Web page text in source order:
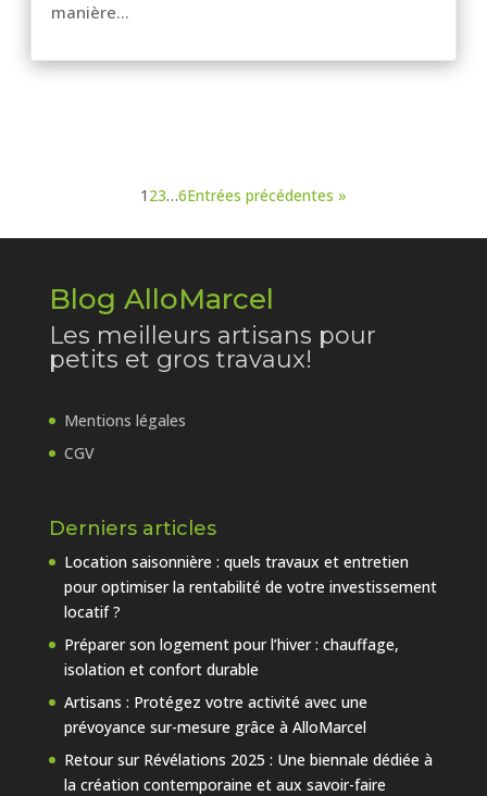
manière...
1 23…6Entrées précédentes »
Blog AlloMarcel
Les meilleurs artisans pour
petits et gros travaux!
Mentions légales
CGV
Derniers articles
Location saisonnière : quels travaux et entretien
pour optimiser la rentabilité de votre investissement
locatif ?
Préparer son logement pour l’hiver : chauffage,
isolation et confort durable
Artisans : Protégez votre activité avec une
prévoyance sur-mesure grâce à AlloMarcel
Retour sur Révélations 2025 : Une biennale dédiée à
la création contemporaine et aux savoir-faire